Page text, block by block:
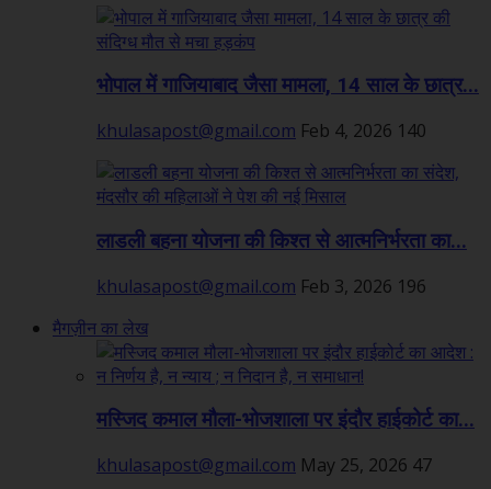
भोपाल में गाजियाबाद जैसा मामला, 14 साल के छात्र...
khulasapost@gmail.com Feb 4, 2026 140
लाडली बहना योजना की किश्त से आत्मनिर्भरता का...
khulasapost@gmail.com Feb 3, 2026 196
मैगज़ीन का लेख
मस्जिद कमाल मौला-भोजशाला पर इंदौर हाईकोर्ट का...
khulasapost@gmail.com May 25, 2026 47